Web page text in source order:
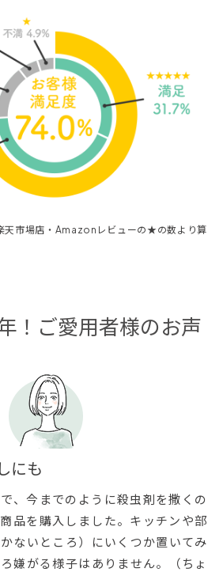
天市場店・Amazonレビューの★の数より算
！ご愛用者様のお声
にも
、今までのように殺虫剤を撒くの
品を購入しました。キッチンや部
ないところ）にいくつか置いてみ
嫌がる様子はありません。（ちょ